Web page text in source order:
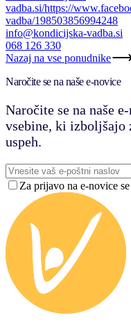
vadba.si/https://
vadba/198503856994248
info@kondicijska-vadba.si
068 126 330
Nazaj na vse ponudnike
Naročite se na naše e-novice
Naročite se na naše
vsebine, ki
uspeh.
Za prijavo na e-novice